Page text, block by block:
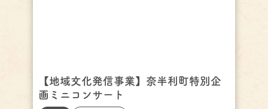
【地域文化発信事業】奈半利町特別企
画ミニコンサート